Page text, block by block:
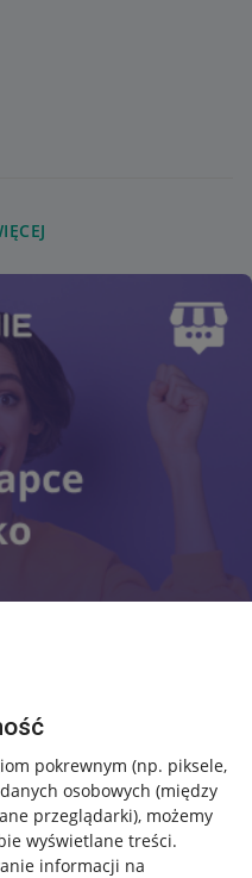
pokrewnym (np. piksele,
osobowych (między
przeglądarki), możemy
wyświetlane treści.
informacji na